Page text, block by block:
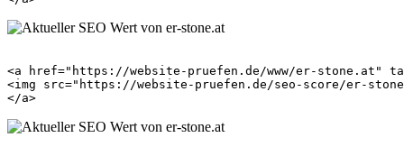
<a href="https://website-pruefen.de/www/er-stone.at"
<img src="https://website-pruefen.de/seo-score/er-